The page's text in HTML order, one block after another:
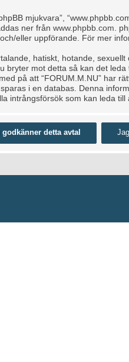
mjukvara”,
ner från www.phpbb.com .
eller uppförande. För mer
hatiskt, hotande,
bryter mot detta så kan det
på att “FORUM.M.NU” har
i en databas. Denna
intrångsförsök som kan leda